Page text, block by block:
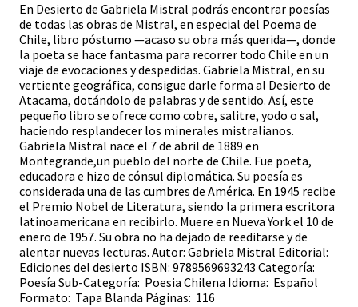
En Desierto de Gabriela Mistral podrás encontrar poesías
de todas las obras de Mistral, en especial del Poema de
Chile, libro póstumo —acaso su obra más querida—, donde
la poeta se hace fantasma para recorrer todo Chile en un
viaje de evocaciones y despedidas. Gabriela Mistral, en su
vertiente geográfica, consigue darle forma al Desierto de
Atacama, dotándolo de palabras y de sentido. Así, este
pequeño libro se ofrece como cobre, salitre, yodo o sal,
haciendo resplandecer los minerales mistralianos.
Gabriela Mistral nace el 7 de abril de 1889 en
Montegrande,un pueblo del norte de Chile. Fue poeta,
educadora e hizo de cónsul diplomática. Su poesía es
considerada una de las cumbres de América. En 1945 recibe
el Premio Nobel de Literatura, siendo la primera escritora
latinoamericana en recibirlo. Muere en Nueva York el 10 de
enero de 1957. Su obra no ha dejado de reeditarse y de
alentar nuevas lecturas. Autor: Gabriela Mistral Editorial:
Ediciones del desierto ISBN: 9789569693243 Categoría:
Poesía Sub-Categoría: Poesia Chilena Idioma: Español
Formato: Tapa Blanda Páginas: 116